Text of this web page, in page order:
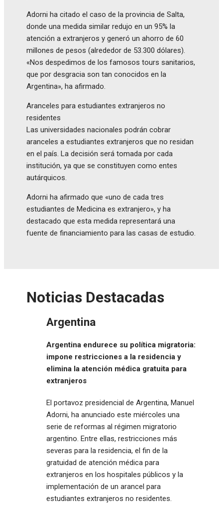
Adorni ha citado el caso de la provincia de Salta,
donde una medida similar redujo en un 95% la
atención a extranjeros y generó un ahorro de 60
millones de pesos (alrededor de 53.300 dólares).
«Nos despedimos de los famosos tours sanitarios,
que por desgracia son tan conocidos en la
Argentina», ha afirmado.
Aranceles para estudiantes extranjeros no
residentes
Las universidades nacionales podrán cobrar
aranceles a estudiantes extranjeros que no residan
en el país. La decisión será tomada por cada
institución, ya que se constituyen como entes
autárquicos.
Adorni ha afirmado que «uno de cada tres
estudiantes de Medicina es extranjero», y ha
destacado que esta medida representará una
fuente de financiamiento para las casas de estudio.
Noticias Destacadas
Argentina
Argentina endurece su política migratoria:
impone restricciones a la residencia y
elimina la atención médica gratuita para
extranjeros
El portavoz presidencial de Argentina, Manuel
Adorni, ha anunciado este miércoles una
serie de reformas al régimen migratorio
argentino. Entre ellas, restricciones más
severas para la residencia, el fin de la
gratuidad de atención médica para
extranjeros en los hospitales públicos y la
implementación de un arancel para
estudiantes extranjeros no residentes.